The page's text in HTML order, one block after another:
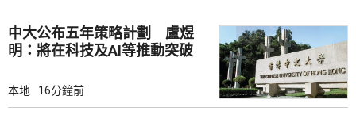
中大公布五年策略計劃 盧煜
明：將在科技及AI等推動突破
本地 16分鐘前